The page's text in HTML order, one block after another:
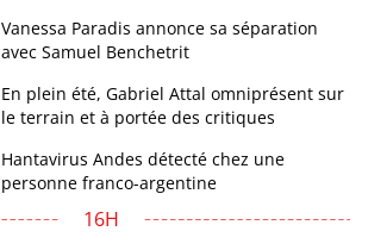
Vanessa Paradis annonce sa séparation
avec Samuel Benchetrit
En plein été, Gabriel Attal omniprésent sur
le terrain et à portée des critiques
Hantavirus Andes détecté chez une
personne franco-argentine
16H